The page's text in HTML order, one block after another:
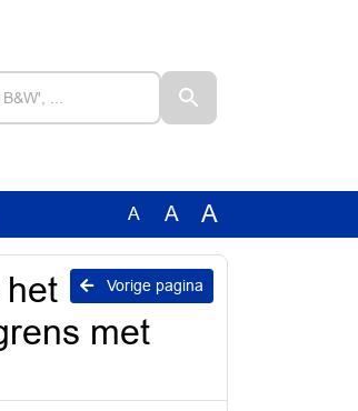
A A A
Vorige pagina
met